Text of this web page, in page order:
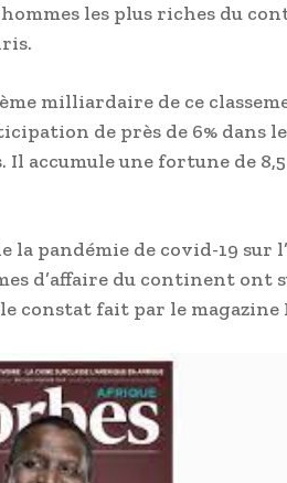
les plus riches du
milliardaire de ce
de près de 6% dans
Il accumule une fortune de
la pandémie de covid-19 sur
d’affaire du continent ont
constat fait par le magazine